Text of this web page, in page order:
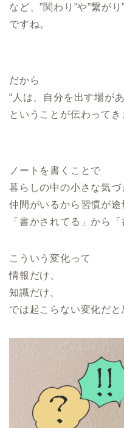
など、”関わり”や”繋が
ですね。
だから
“人は、自分を出す場が
ということが伝わって
ノートを書くことで
暮らしの中の小さな気づ
仲間がいるから習慣が途
「書かされてる」から
こういう変化って
情報だけ、
知識だけ、
では起こらない変化だと